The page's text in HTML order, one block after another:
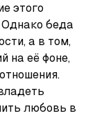
этого
беда
а в том,
на её фоне,
любовь в